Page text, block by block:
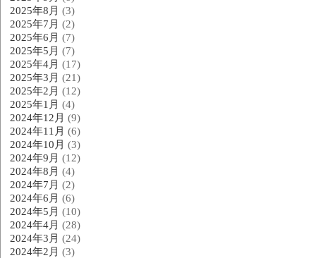
2025年8月 (3)
2025年7月 (2)
2025年6月 (7)
2025年5月 (7)
2025年4月 (17)
2025年3月 (21)
2025年2月 (12)
2025年1月 (4)
2024年12月 (9)
2024年11月 (6)
2024年10月 (3)
2024年9月 (12)
2024年8月 (4)
2024年7月 (2)
2024年6月 (6)
2024年5月 (10)
2024年4月 (28)
2024年3月 (24)
2024年2月 (3)